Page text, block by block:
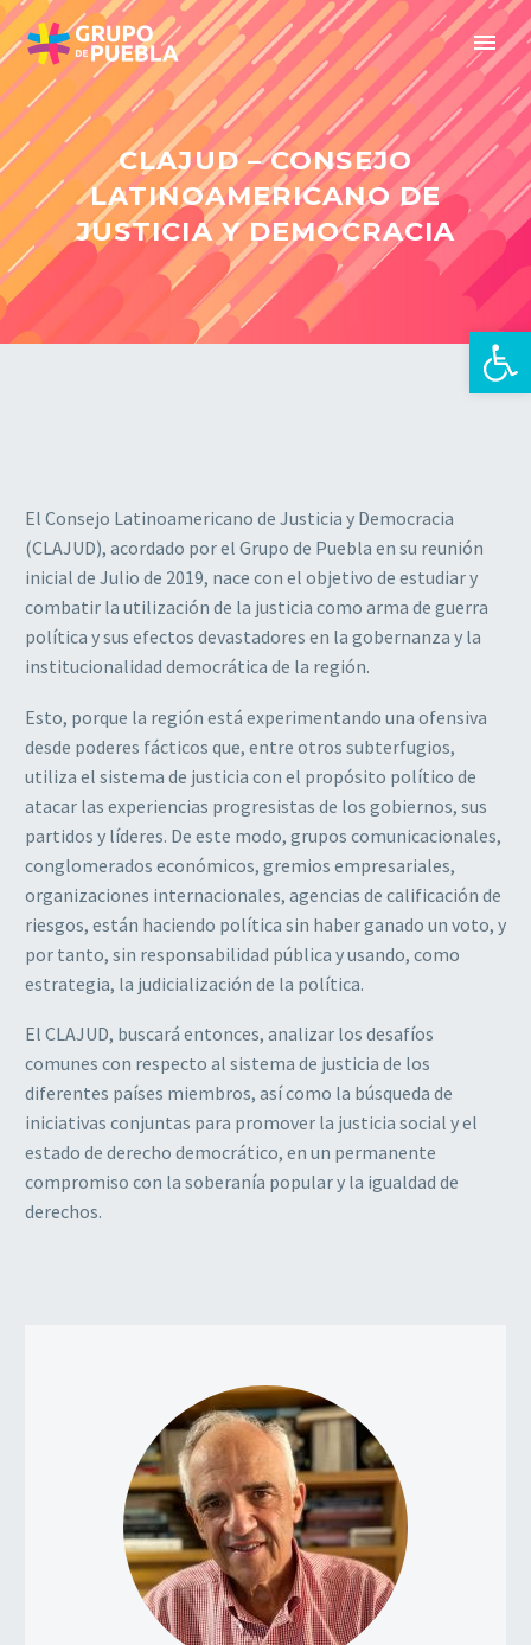
Abrir
CLAJUD – CONSEJO
LATINOAMERICANO DE
JUSTICIA Y DEMOCRACIA
El Consejo Latinoamericano de Justicia y Democracia
(CLAJUD), acordado por el Grupo de Puebla en su reunión
inicial de Julio de 2019, nace con el objetivo de estudiar y
combatir la utilización de la justicia como arma de guerra
política y sus efectos devastadores en la gobernanza y la
institucionalidad democrática de la región.
Esto, porque la región está experimentando una ofensiva
desde poderes fácticos que, entre otros subterfugios,
utiliza el sistema de justicia con el propósito político de
atacar las experiencias progresistas de los gobiernos, sus
partidos y líderes. De este modo, grupos comunicacionales,
conglomerados económicos, gremios empresariales,
organizaciones internacionales, agencias de calificación de
riesgos, están haciendo política sin haber ganado un voto, y
por tanto, sin responsabilidad pública y usando, como
estrategia, la judicialización de la política.
El CLAJUD, buscará entonces, analizar los desafíos
comunes con respecto al sistema de justicia de los
diferentes países miembros, así como la búsqueda de
iniciativas conjuntas para promover la justicia social y el
estado de derecho democrático, en un permanente
compromiso con la soberanía popular y la igualdad de
derechos.